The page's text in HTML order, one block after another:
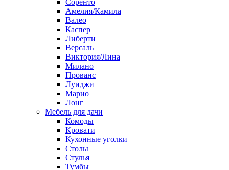
Соренто
Амелия/Камила
Валео
Каспер
Либерти
Версаль
Виктория/Лина
Милано
Прованс
Луиджи
Марио
Лонг
Мебель для дачи
Комоды
Кровати
Кухонные уголки
Столы
Стулья
Тумбы